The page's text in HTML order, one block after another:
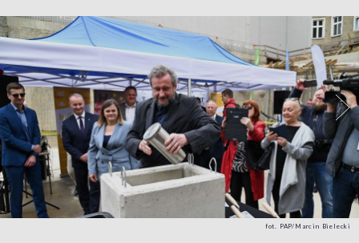
fot. PAP/Marcin Bielecki